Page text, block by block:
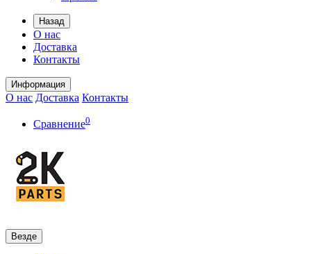
Назад
О нас
Доставка
Контакты
Информация
О нас Доставка Контакты
Сравнение0
Везде